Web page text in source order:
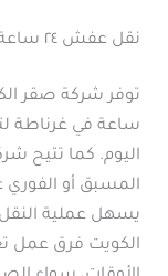
نقل عفش ٢٤ ساعة غرناطة
ساعة في غرناطة
اليوم. كما تتيح
المسبق أو الفوري
يسهل عملية
الكويت فرق عمل